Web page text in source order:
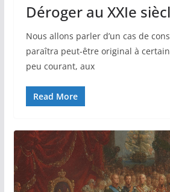
Déroger au XXIe
Nous allons parler d’un cas de
paraîtra peut-être original à
peu courant, aux
Read More